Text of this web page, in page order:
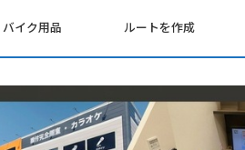
バイク用品 ルートを作成